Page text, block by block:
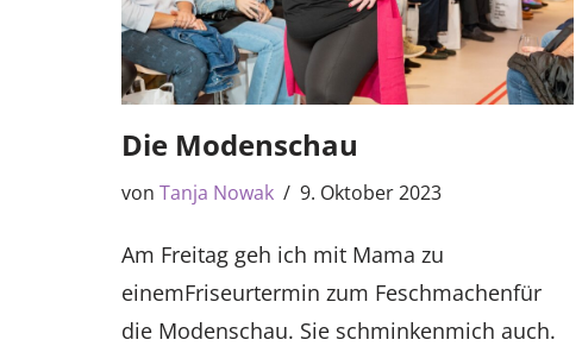
Die Modenschau
von Tanja Nowak 9. Oktober 2023
Am Freitag geh ich mit Mama zu
einemFriseurtermin zum Feschmachenfür
die Modenschau. Sie schminkenmich auch.